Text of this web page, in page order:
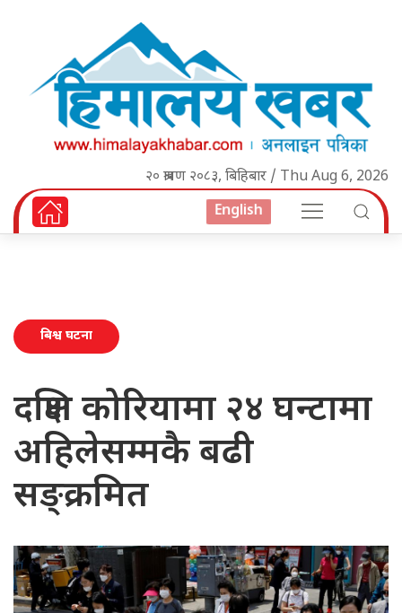
२० श्रावण २०८३, बिहिबार / Thu Aug 6, 2026
English
बिश्व घटना
दक्षिण कोरियामा २४ घन्टामा
अहिलेसम्मकै बढी
सङ्क्रमित